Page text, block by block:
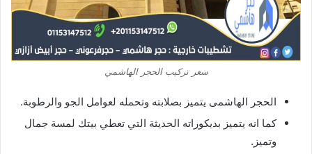
سعر تركيب الحجر الهاشمي
الحجر الهاشمى يتميز بصلابته وتحمله لعوامل الجو والرطوبة.
كما انه يتميز بديكوراته الحديثة التي تعطي بيتك لمسة جمال
وتميز.